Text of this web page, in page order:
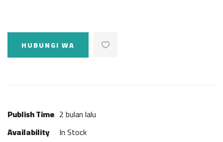
HUBUNGI WA
Publish Time 2 bulan lalu
Availability
In Stock